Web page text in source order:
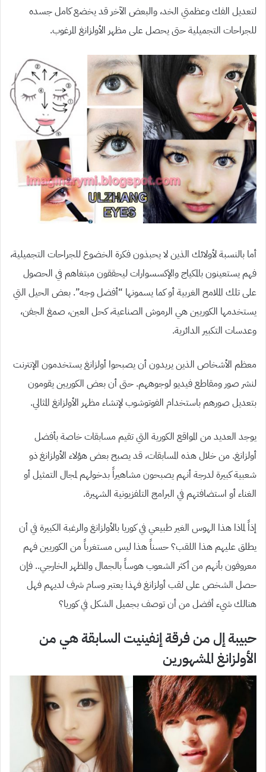
لتعديل الفك وعظمتي الخد، والبعض الآخر قد يخضع كامل جسده
للجراحات التجميلية حتى يحصل على مظهر الأولزانغ المرغوب.
أما بالنسبة لأولائك الذين لا يحبذون فكرة الخضوع للجراحات التجميلية،
فهم يستعينون بالمكياج والإكسسوارات ليحققون مبتغاهم في الحصول
على تلك الملامح الغربية أو كما يسمونها “أفضل وجه”. بعض الحيل التي
يستخدمها الكوريين هي الرموش الصناعية، كحل العين، صمغ الجفن،
وعدسات التكبير الدائرية.
معظم الأشخاص الذين يريدون أن يصبحوا أولزانغ يستخدمون الإنترنت
لنشر صور ومقاطع فيديو لوجوههم. حتى أن بعض الكوريين يقومون
بتعديل صورهم باستخدام الفوتوشوب لإنشاء مظهر الأولزانغ المثالي.
يوجد العديد من المواقع الكورية التي تقيم مسابقات خاصة بأفضل
أولزانغ. من خلال هذه المسابقات، قد يصبح بعض هؤلاء الأولزانغ ذو
شعبية كبيرة لدرجة أنهم يصبحون مشاهيراً بدخولهم لمجال التمثيل أو
الغناء أو استضافتهم في البرامج التلفزيونية الشهيرة.
إذاً لماذا هذا الهوس الغير طبيعي في كوريا بالأولزانغ والرغبة الكبيرة في أن
يطلق عليهم هذا اللقب؟ حسناً هذا ليس مستغرباً من الكوريين فهم
معروفون بأنهم من أكثر الشعوب هوساً بالجمال والمظهر الخارجي.. فإن
حصل الشخص على لقب أولزانغ فهذا يعتبر وسام شرف لديهم فهل
هنالك شيء أفضل من أن توصف بجميل الشكل في كوريا؟
حبيبة إل من فرقة إنفينيت السابقة هي من
الأولزانغ المشهورين